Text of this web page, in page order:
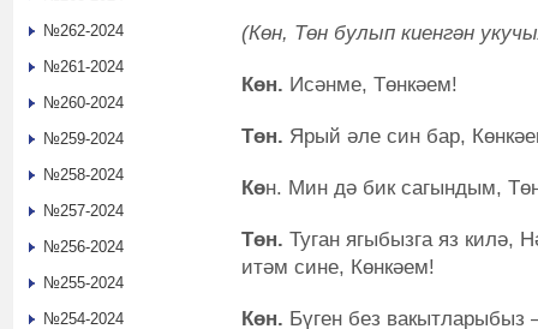
(Көн, Төн булып киенгән
Көн. Исәнме, Төнкәем!
Төн. Ярый әле син бар,
Көн. Мин дә бик сагындым,
Төн. Туган ягыбызга яз килә,
итәм сине, Көнкәем!
Көн. Бүген без вакытларыбыз
№262-2024
№261-2024
№260-2024
№259-2024
№258-2024
№257-2024
№256-2024
№255-2024
№254-2024